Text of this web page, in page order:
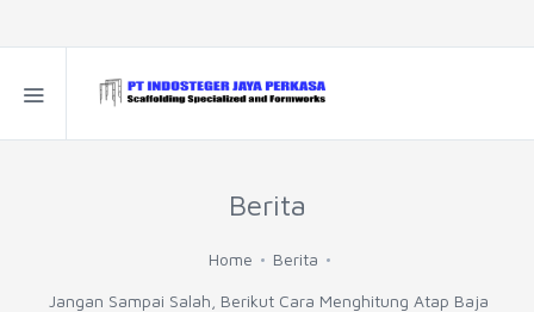
Berita
Home Berita
Jangan Sampai Salah, Berikut Cara Menghitung Atap Baja